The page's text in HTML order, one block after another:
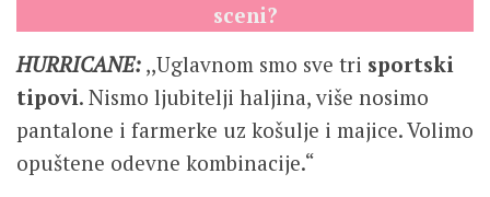
sceni?
HURRICANE: ,,Uglavnom smo sve tri sportski
tipovi. Nismo ljubitelji haljina, više nosimo
pantalone i farmerke uz košulje i majice. Volimo
opuštene odevne kombinacije.“